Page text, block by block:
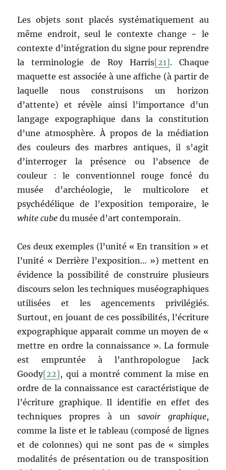
Les objets sont placés systématiquement au
même endroit, seul le contexte change − le
contexte d’intégration du signe pour reprendre
la terminologie de Roy Harris[21]. Chaque
maquette est associée à une affiche (à partir de
laquelle nous construisons un horizon
d’attente) et révèle ainsi l’importance d’un
langage expographique dans la constitution
d’une atmosphère. À propos de la médiation
des couleurs des marbres antiques, il s’agit
d’interroger la présence ou l’absence de
couleur : le conventionnel rouge foncé du
musée d’archéologie, le multicolore et
psychédélique de l’exposition temporaire, le
white cube du musée d’art contemporain.
Ces deux exemples (l’unité « En transition » et
l’unité « Derrière l’exposition… ») mettent en
évidence la possibilité de construire plusieurs
discours selon les techniques muséographiques
utilisées et les agencements privilégiés.
Surtout, en jouant de ces possibilités, l’écriture
expographique apparait comme un moyen de «
mettre en ordre la connaissance ». La formule
est empruntée à l’anthropologue Jack
Goody[22], qui a montré comment la mise en
ordre de la connaissance est caractéristique de
l’écriture graphique. Il identifie en effet des
techniques propres à un savoir graphique,
comme la liste et le tableau (composé de lignes
et de colonnes) qui ne sont pas de « simples
modalités de présentation ou de transposition